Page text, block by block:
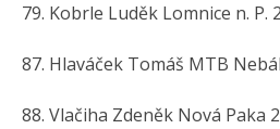
79. Kobrle Luděk Lomnice n. P.
87. Hlaváček Tomáš MTB
88. Vlačiha Zdeněk Nová Paka